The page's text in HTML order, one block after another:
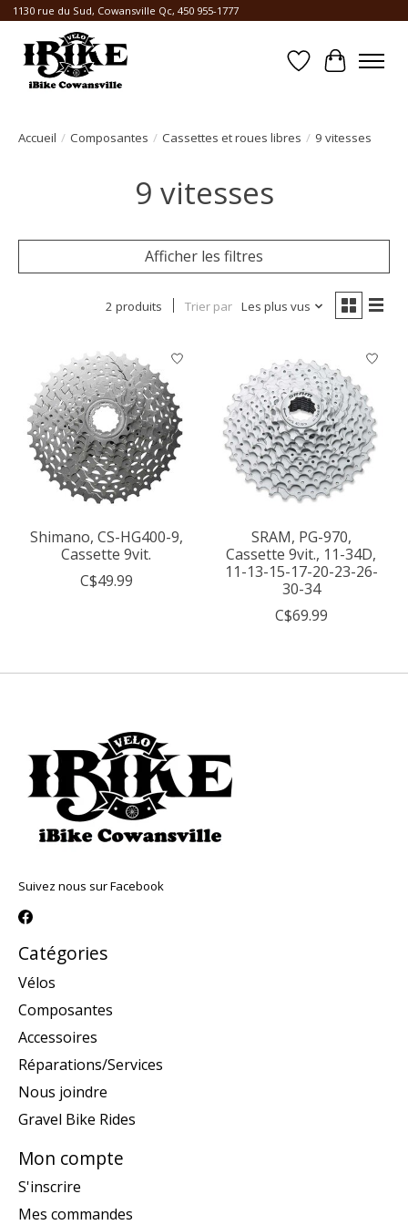
1130 rue du Sud, Cowansville Qc, 450 955-1777
Liste dePanier
Accueil / Composantes / Cassettes et roues libres / 9 vitesses
9 vitesses
Afficher les filtres
2 produits Trier par Les plus vus
Shimano, CS-HG400-9,
Cassette 9vit.
C$49.99
SRAM, PG-970,
Cassette 9vit., 11-34D,
11-13-15-17-20-23-26-
30-34
C$69.99
Suivez nous sur Facebook
Catégories
Vélos
Composantes
Accessoires
Réparations/Services
Nous joindre
Gravel Bike Rides
Mon compte
S'inscrire
Mes commandes